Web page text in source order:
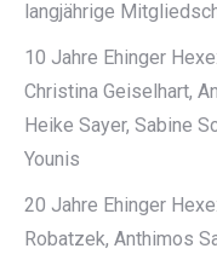
langjährige
10 Jahre Ehinger
Christina Geiselhart,
Heike Sayer, Sabine
Younis
20 Jahre Ehinger
Robatzek, Anthimos